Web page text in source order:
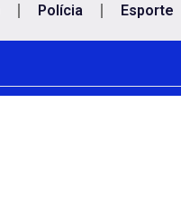
Polícia Esporte